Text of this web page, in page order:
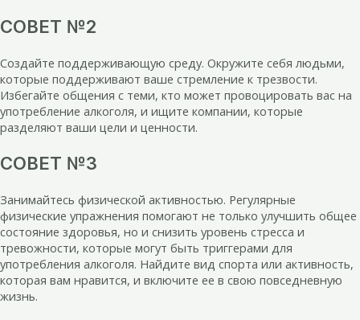
СОВЕТ №2
Создайте поддерживающую среду. Окружите себя людьми,
которые поддерживают ваше стремление к трезвости.
Избегайте общения с теми, кто может провоцировать вас на
употребление алкоголя, и ищите компании, которые
разделяют ваши цели и ценности.
СОВЕТ №3
Занимайтесь физической активностью. Регулярные
физические упражнения помогают не только улучшить общее
состояние здоровья, но и снизить уровень стресса и
тревожности, которые могут быть триггерами для
употребления алкоголя. Найдите вид спорта или активность,
которая вам нравится, и включите ее в свою повседневную
жизнь.